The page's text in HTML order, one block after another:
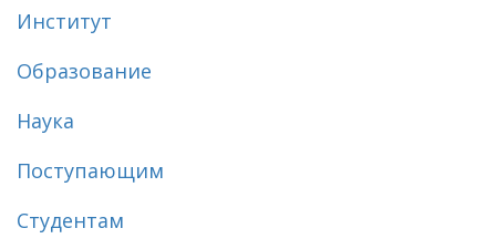
Институт
Образование
Наука
Поступающим
Студентам